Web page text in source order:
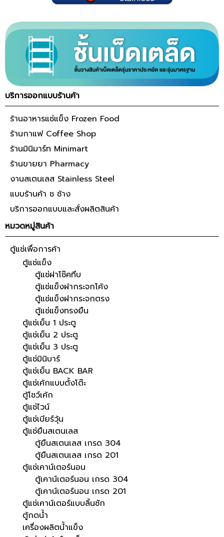
บริการออกแบบร้านค้า
ร้านอาหารแช่แข็ง Frozen Food
ร้านกาแฟ Coffee Shop
ร้านมินิมาร์ท Minimart
ร้านขายยา Pharmacy
งานสเตนเลส Stainless Steel
แบบร้านค้า ช ช้าง
บริการออกแบบและสั่งผลิตสินค้า
หมวดหมู่สินค้า
ตู้แช่เพื่อการค้า
ตู้แช่แข็ง
ตู้แช่ฝาโช๊คทึบ
ตู้แช่แข็งฝากระจกโค้ง
ตู้แช่แข็งฝากระจกตรง
ตู้แช่แข็งทรงยืน
ตู้แช่เย็น 1 ประตู
ตู้แช่เย็น 2 ประตู
ตู้แช่เย็น 3 ประตู
ตู้แช่มินิบาร์
ตู้แช่เย็น BACK BAR
ตู้แช่เค้กแบบตั้งโต๊ะ
ตู้โชว์เค้ก
ตู้แช่ไวน์
ตู้แช่เบียร์วุ้น
ตู้แช่ยืนสเตนเลส
ตู้ยืนสเตนเลส เกรด 304
ตู้ยืนสเตนเลส เกรด 201
ตู้แช่เคาน์เตอร์นอน
ตู้เคาน์เตอร์นอน เกรด 304
ตู้เคาน์เตอร์นอน เกรด 201
ตู้แช่เคาน์เตอร์แบบลิ้นชัก
ตู้กดน้ำ
เครื่องผลิตน้ำแข็ง